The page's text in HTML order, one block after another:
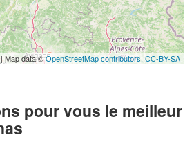
Map data ©OpenStreetMap contributors, CC-BY-SA
pour vous le meilleur